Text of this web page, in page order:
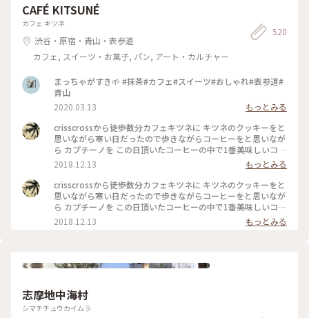
CAFÉ KITSUNÉ
カフェ キツネ
渋谷・原宿・青山・表参道
カフェ, スイーツ・お菓子, パン, アート・カルチャー
520
まっちゃがすき🌱 #抹茶#カフェ#スイーツ#おしゃれ#表参道#
青山
2020.03.13
もっとみる
crisscrossから徒歩数分カフェキツネに キツネのクッキーをと
思いながら寒い日だったので歩きながらコーヒーをと思いなが
ら カプチーノを この日頂いたコーヒーの中で1番美味しいコー
ヒーでした 店内も清潔感 綺麗な空間 #わたしの街#カフェ巡り
2018.12.13
もっとみる
crisscrossから徒歩数分カフェキツネに キツネのクッキーをと
思いながら寒い日だったので歩きながらコーヒーをと思いなが
ら カプチーノを この日頂いたコーヒーの中で1番美味しいコー
ヒーでした 店内も清潔感 綺麗な空間 #わたしの街#カフェ巡り
2018.12.13 もっとみる
志摩地中海村
シマチチュウカイムラ